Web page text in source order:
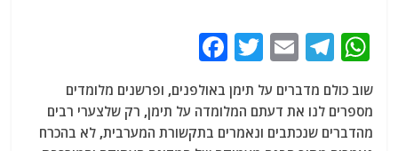
W
h
at
s
T
e
g
E
m
ai
l
T
itt
er
c
e
שוב כולם מדברים על תימן באולפנים, ופרשנים מלומדים
מספרים לנו את דעתם המלומדה על תימן, רק שלצערי רבים
מהדברים שנכתבים ונאמרים בתקשורת המערבית, לא בהכרח